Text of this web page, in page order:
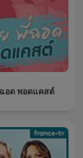
อด พอดแคสต์